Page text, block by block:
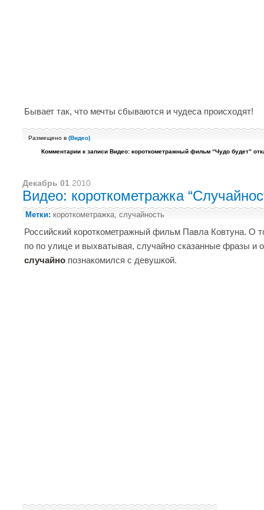
Бывает так, что мечты сбываются и чудеса происходят!
Размещено в (Видео)
Комментарии к записи Видео: короткометражный фильм “Чудо будет”
Декабрь 01 2010
Видео: короткометражка
Метки: короткометражка, случайность
Российский короткометражный фильм Павла Ковтуна. О
по по улице и выхватывая, случайно сказанные фразы и
случайно познакомился с девушкой.